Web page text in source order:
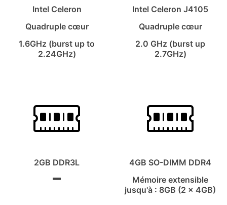
Intel Celeron
Intel Celeron J4105
Quadruple cœur
Quadruple cœur
1.6GHz (burst up to
2.24GHz)
2.0 GHz (burst up
2.7GHz)
2GB DDR3L
4GB SO-DIMM DDR4
Mémoire extensible
jusqu'à : 8GB (2 x 4GB)